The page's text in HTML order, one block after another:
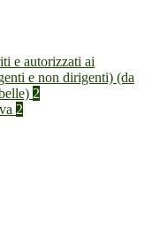
e autorizzati ai
e non dirigenti) (da
2
2